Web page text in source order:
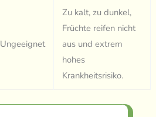
Ungeeignet
Zu kalt, zu dunkel,
Früchte reifen nicht
aus und extrem
hohes
Krankheitsrisiko.